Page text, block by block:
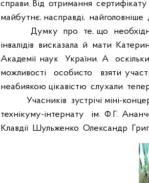
справи. Від отримання сертифікату
майбутнє, насправді, найголовніше
Думку
про те, що
інвалідів висказала й мати
Академії наук
України. А оскільки
можливості
особисто взяти
неабиякою цікавістю слухали
Учасників зустрічі міні-
технікуму-інтернату
ім. Ф.Г.
Клавдії Шульженко Олександр